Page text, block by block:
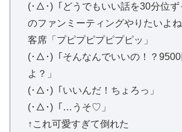
(･△･)「どうでもいい話を30分位ず
のファンミーティングやりたいよね
客席「プピプピプピプピッ」
(･△･)「そんなんでいいの！？
よ？」
(･△･)「いいんだ！ちょろっ」
(･△･)「…うそ♡」
↑これ可愛すぎて倒れた‍